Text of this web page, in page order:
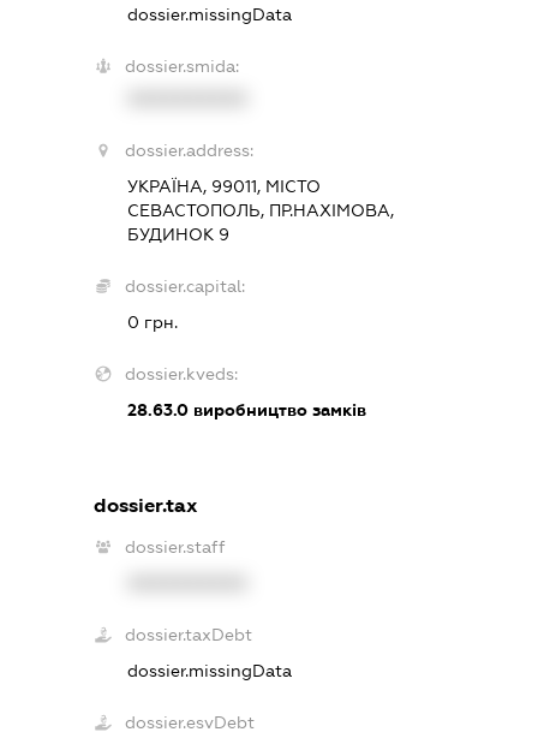
dossier.missingData
dossier.smida:
dossier.address:
УКРАЇНА, 99011, МІСТО
СЕВАСТОПОЛЬ, ПР.НАХІМОВА,
БУДИНОК 9
dossier.capital:
0 грн.
dossier.kveds:
28.63.0 виробництво замків
dossier.tax
dossier.staff
dossier.taxDebt
dossier.missingData
dossier.esvDebt